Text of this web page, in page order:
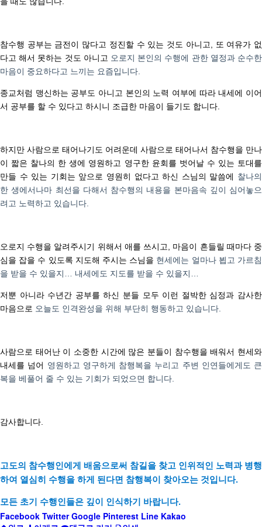
참수행 공부는 금전이 많다고 정진할 수 있는 것도 아니고
또 여유가 없
다고 해서 못하는 것도 아니고 오로지 본인의 수행에 관한 열정과 순수한
마음이 중요하다고 느끼는 요즘입니다
종교처럼 맹신하는 공부도 아니고 본인의 노력 여부에 따라 내세에 이어
서 공부를 할 수 있다고 하시니 조급한 마음이 들기도 합니다
하지만 사람으로 태어나기도 어려운데 사람으로 태어나서 참수행을 만나
이 짧은 찰나의 한 생에 영원하고 영구한 윤회를 벗어날 수 있는 토대를
만들 수 있는 기회는 앞으로 영원히 없다고 하신 스님의 말씀에 찰나의
한 생에서나마 최선을 다해서 참수행의 내용을 본마음속 깊이 심어놓으
려고 노력하고 있습니다
오로지 수행을 알려주시기 위해서 애를 쓰시고
마음이 흔들릴 때마다 중
심을 잡을 수 있도록 지도해 주시는 스님을 현세에는 얼마나 뵙고 가르침
을 받을 수 있을지
내세에도 지도를 받을 수 있을지
저뿐 아니라 수년간 공부를 하신 분들 모두 이런 절박한 심정과 감사한
마음으로 오늘도 인격완성을 위해 부단히 행동하고 있습니다
사람으로 태어난 이 소중한 시간에 많은 분들이 참수행을 배워서 현세와
내세를 넘어 영원하고 영구하게 참행복을 누리고 주변 인연들에게도 큰
복을 베풀어 줄 수 있는 기회가 되었으면 합니다
감사합니다
고도의 참수행인에게 배움으로써 참길을 찾고 인위적인 노력과 병행
하여 열심히 수행을 하게 된다면 참행복이 찾아오는 것입니다.
모든 초기 수행인들은 깊이 인식하기 바랍니다.
Facebook Twitter Google Pinterest Line Kakao